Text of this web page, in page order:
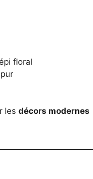
floral
les décors modernes